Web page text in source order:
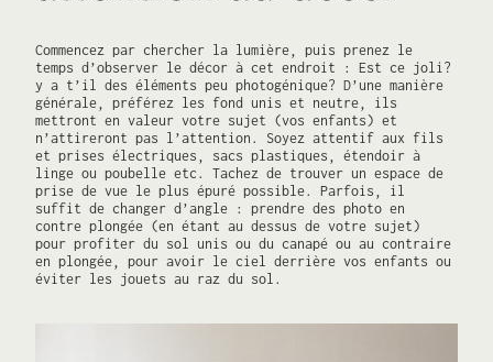
Commencez par chercher la lumière, puis prenez le
temps d’observer le décor à cet endroit : Est ce joli?
y a t’il des éléments peu photogénique? D’une manière
générale, préférez les fond unis et neutre, ils
mettront en valeur votre sujet (vos enfants) et
n’attireront pas l’attention. Soyez attentif aux fils
et prises électriques, sacs plastiques, étendoir à
linge ou poubelle etc. Tachez de trouver un espace de
prise de vue le plus épuré possible. Parfois, il
suffit de changer d’angle : prendre des photo en
contre plongée (en étant au dessus de votre sujet)
pour profiter du sol unis ou du canapé ou au contraire
en plongée, pour avoir le ciel derrière vos enfants ou
éviter les jouets au raz du sol.